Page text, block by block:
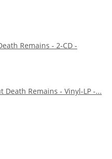
Remains - 2-CD -